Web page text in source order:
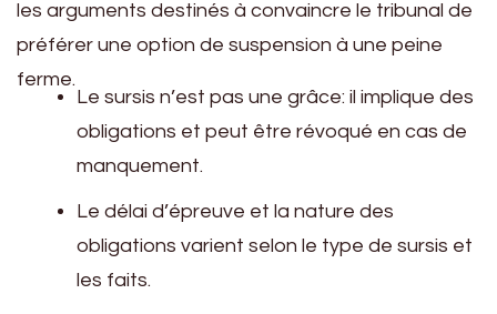
les arguments destinés à convaincre le tribunal de
préférer une option de suspension à une peine
ferme.
Le sursis n’est pas une grâce: il implique des
obligations et peut être révoqué en cas de
manquement.
Le délai d’épreuve et la nature des
obligations varient selon le type de sursis et
les faits.